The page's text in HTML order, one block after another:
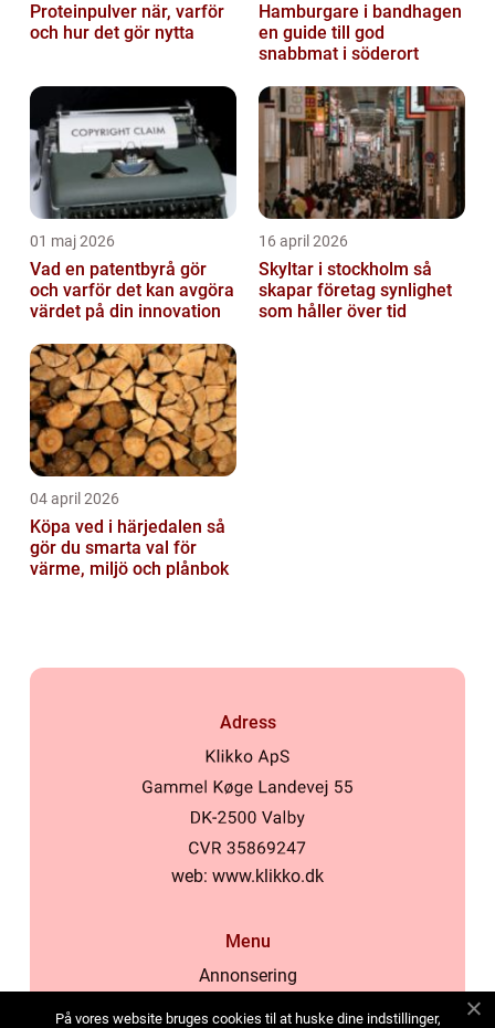
Proteinpulver när, varför
och hur det gör nytta
Hamburgare i bandhagen
en guide till god
snabbmat i söderort
01 maj 2026
Vad en patentbyrå gör
och varför det kan avgöra
värdet på din innovation
16 april 2026
Skyltar i stockholm så
skapar företag synlighet
som håller över tid
04 april 2026
Köpa ved i härjedalen så
gör du smarta val för
värme, miljö och plånbok
Adress
web: www.klikko.dk
Menu
Annonsering
På vores website bruges cookies til at huske dine indstillinger,